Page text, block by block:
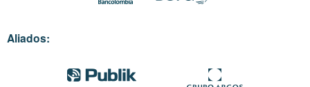
Aliados: